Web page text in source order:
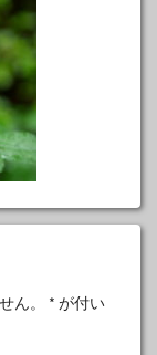
ん。 * が付い